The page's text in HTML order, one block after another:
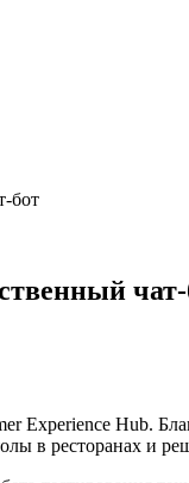
бот
Hub.
в ресторанах и